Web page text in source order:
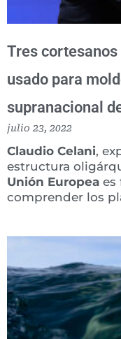
Tres
usado para
supranacional
julio 23, 2022
Claudio Celani,
estructura
Unión Europea es
comprender los